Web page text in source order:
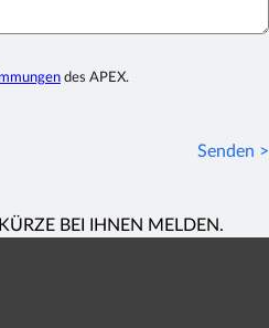
des APEX.
Senden >
BEI IHNEN MELDEN.